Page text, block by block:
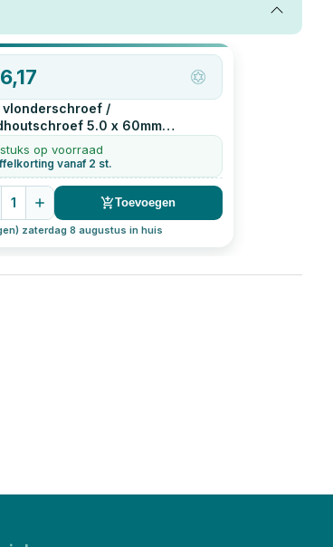
6,17
vlonderschroef /
5.0 x 60mm
Torx-25
op voorraad
vanaf 2 st.
1 Toevoegen
zaterdag 8 augustus in huis